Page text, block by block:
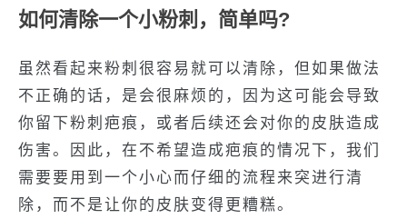
如何清除一个小粉刺，简单吗?
虽然看起来粉刺很容易就可以清除，但如果做法
不正确的话，是会很麻烦的，因为这可能会导致
你留下粉刺疤痕，或者后续还会对你的皮肤造成
伤害。因此，在不希望造成疤痕的情况下，我们
需要要用到一个小心而仔细的流程来突进行清
除，而不是让你的皮肤变得更糟糕。